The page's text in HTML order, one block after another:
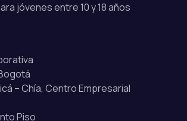
jóvenes entre 10 y 18 años
– Chía, Centro Empresarial
Piso